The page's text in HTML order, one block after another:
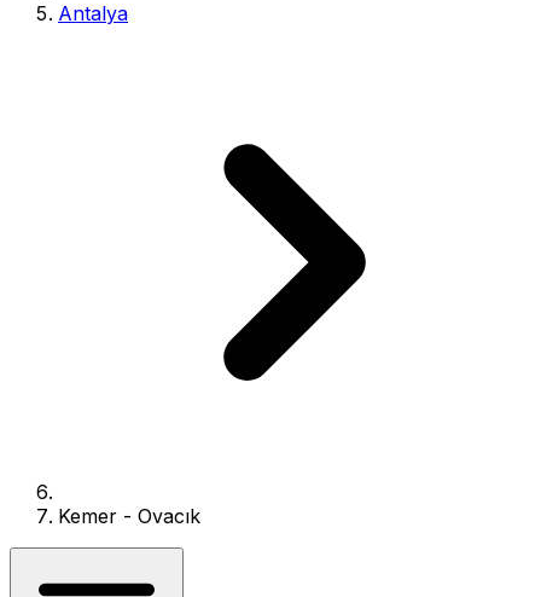
Antalya
Kemer - Ovacık